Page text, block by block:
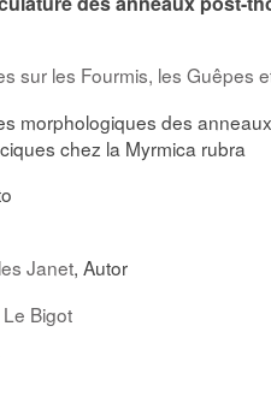
sur les Fourmis, les Guêpes
morphologiques des
chez la Myrmica rubra
Janet, Autor
Le Bigot